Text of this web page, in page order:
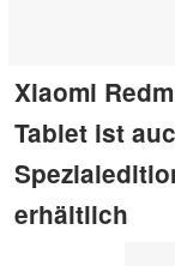
Xiaomi
Tablet ist
erhältlich